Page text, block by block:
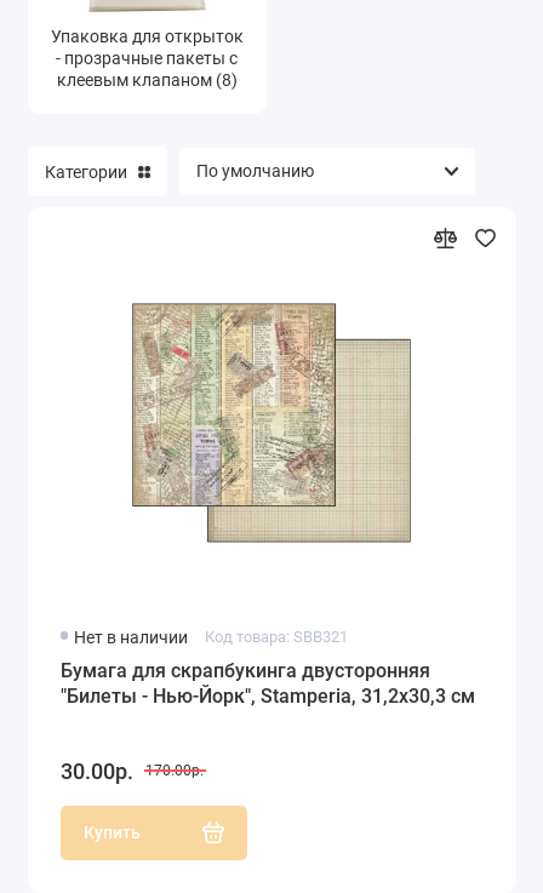
Упаковка для открыток
- прозрачные пакеты с
клеевым клапаном (8)
Категории
Нет в наличии Код товара: SBB321
Бумага для скрапбукинга двусторонняя
"Билеты - Нью-Йорк", Stamperia, 31,2х30,3 см
30.00р. 170.00р.
Купить